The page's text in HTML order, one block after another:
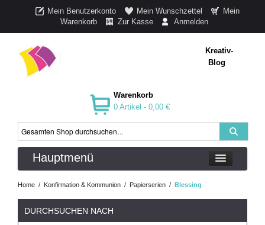
Mein Benutzerkonto Mein Wunschzettel
Mein
Warenkorb
Zur Kasse Anmelden
Kreativ-
Blog
Warenkorb
0 Artikel - 0,00 €
Hauptmenü
Home / Konfirmation & Kommunion / Papierserien / Blessing
DURCHSUCHEN NACH